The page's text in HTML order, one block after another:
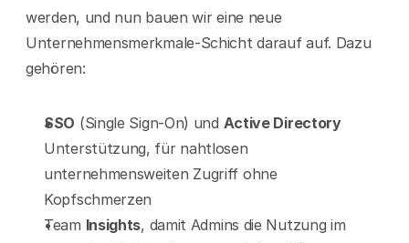
werden, und nun bauen wir eine neue
Unternehmensmerkmale-Schicht darauf auf. Dazu
gehören:
SSO (Single Sign-On) und Active Directory
Unterstützung, für nahtlosen
unternehmensweiten Zugriff ohne
Kopfschmerzen
Team Insights, damit Admins die Nutzung im